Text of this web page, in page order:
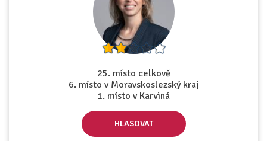
25. místo celkově
6. místo v Moravskoslezský kraj
1. místo v Karviná
HLASOVAT